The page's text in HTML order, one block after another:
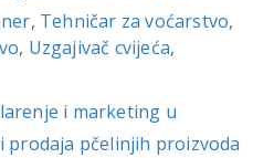
, Tehničar za voćarstvo,
, Uzgajivač cvijeća,
i marketing u
prodaja pčelinjih proizvoda